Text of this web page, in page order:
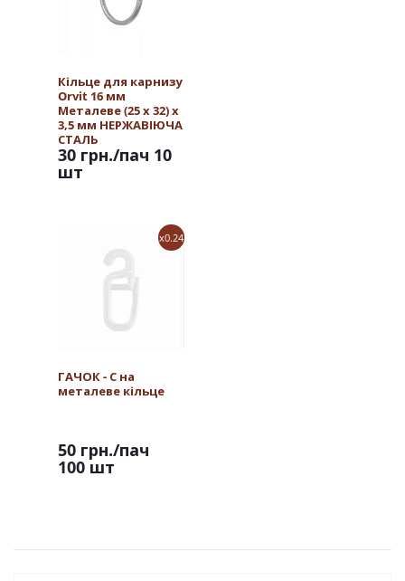
Кільце для карнизу
Orvit 16 мм
Металеве (25 х 32) х
3,5 мм НЕРЖАВІЮЧА
СТАЛЬ
30 грн./пач 10
шт
x0.24
ГАЧОК - С на
металеве кільце
50 грн./пач
100 шт